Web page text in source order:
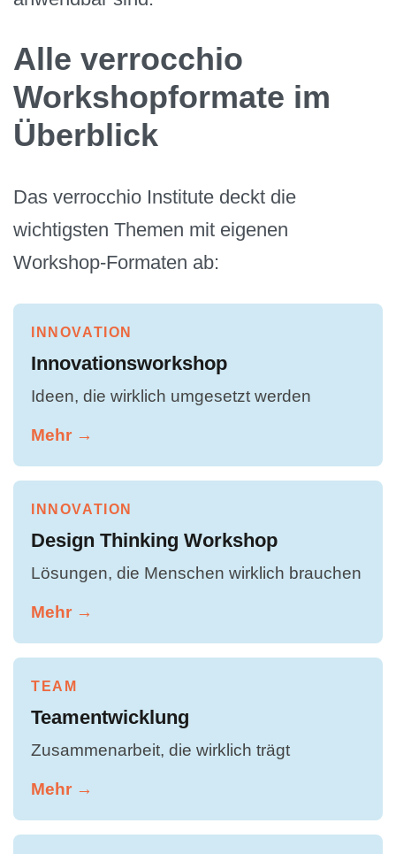
Alle verrocchio
Workshopformate im
Überblick
Das verrocchio Institute deckt die
wichtigsten Themen mit eigenen
Workshop-Formaten ab:
INNOVATION
Innovationsworkshop
Ideen, die wirklich umgesetzt werden
Mehr →
INNOVATION
Design Thinking Workshop
Lösungen, die Menschen wirklich brauchen
Mehr →
TEAM
Teamentwicklung
Zusammenarbeit, die wirklich trägt
Mehr →